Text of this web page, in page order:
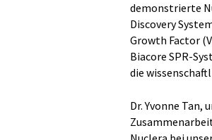
demonstrierte
Discovery
Growth Factor
Biacore SPR-
die
Dr. Yvonne